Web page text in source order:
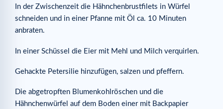
In der Zwischenzeit die Hähnchenbrustfilets in Würfel
schneiden und in einer Pfanne mit Öl ca. 10 Minuten
anbraten.
In einer Schüssel die Eier mit Mehl und Milch verquirlen.
Gehackte Petersilie hinzufügen, salzen und pfeffern.
Die abgetropften Blumenkohlröschen und die
Hähnchenwürfel auf dem Boden einer mit Backpapier